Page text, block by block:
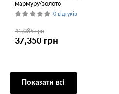
мармуру/золото
0 відгуків
41,085 грн
37,350 грн
Показати всі